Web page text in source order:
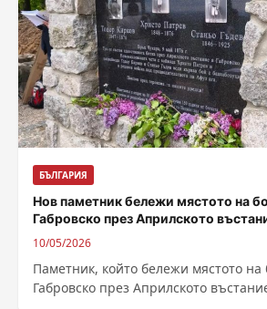
БЪЛГАРИЯ
Нов паметник бележи мястото на
Габровско през Априлското
10/05/2026
Паметник, който бележи мястото на
Габровско през Априлското